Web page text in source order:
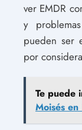
ver EMDR
y
pueden ser
por
Te puede
Moisés